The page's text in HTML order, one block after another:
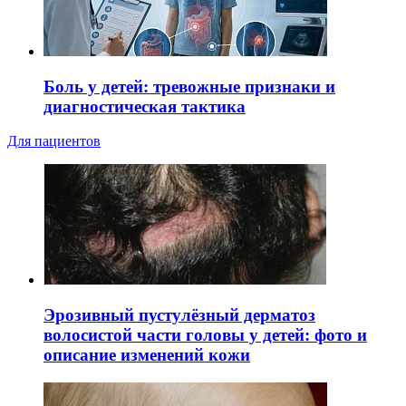
Боль у детей: тревожные признаки и
диагностическая тактика
Для пациентов
Эрозивный пустулёзный дерматоз
волосистой части головы у детей: фото и
описание изменений кожи